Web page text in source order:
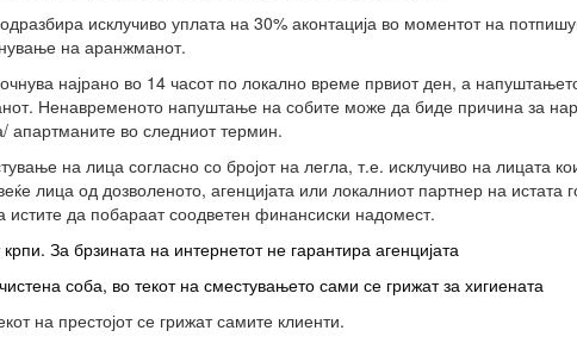
исклучиво уплата на 30% аконтација во моментот на
на аранжманот.
најрано во 14 часот по локално време првиот ден, а
Ненавременото напуштање на собите може да биде причина за
апартманите во следниот термин.
на лица согласно со бројот на легла, т.е. исклучиво на лицата
лица од дозволеното, агенцијата или локалниот партнер на
истите да побараат соодветен финансиски надомест.
За брзината на интернетот не гарантира агенцијата
соба, во текот на сместувањето сами се грижат за хигиената
на престојот се грижат самите клиенти.